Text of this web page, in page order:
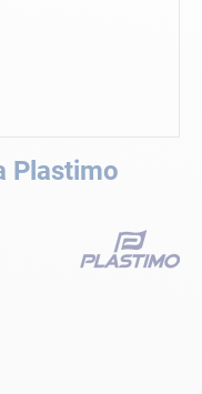
Plastimo